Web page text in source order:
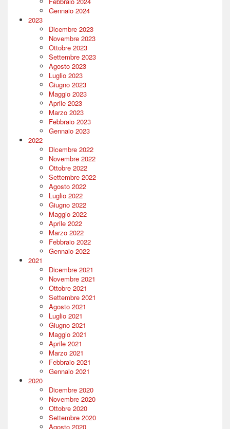
Gennaio 2024
2023
Dicembre 2023
Novembre 2023
Ottobre 2023
Settembre 2023
Agosto 2023
Luglio 2023
Giugno 2023
Maggio 2023
Aprile 2023
Marzo 2023
Febbraio 2023
Gennaio 2023
2022
Dicembre 2022
Novembre 2022
Ottobre 2022
Settembre 2022
Agosto 2022
Luglio 2022
Giugno 2022
Maggio 2022
Aprile 2022
Marzo 2022
Febbraio 2022
Gennaio 2022
2021
Dicembre 2021
Novembre 2021
Ottobre 2021
Settembre 2021
Agosto 2021
Luglio 2021
Giugno 2021
Maggio 2021
Aprile 2021
Marzo 2021
Febbraio 2021
Gennaio 2021
2020
Dicembre 2020
Novembre 2020
Ottobre 2020
Settembre 2020
Agosto 2020